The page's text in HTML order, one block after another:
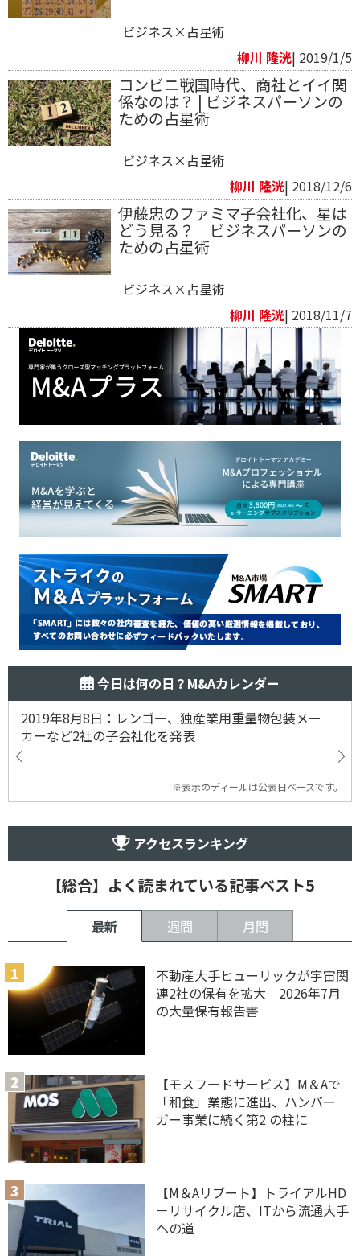
ビジネス×占星術
柳川 隆洸| 2019/1/5
コンビニ戦国時代、商社とイイ関
係なのは？ | ビジネスパーソンの
ための占星術
ビジネス×占星術
柳川 隆洸| 2018/12/6
伊藤忠のファミマ子会社化、星は
どう見る？｜ビジネスパーソンの
ための占星術
ビジネス×占星術
柳川 隆洸| 2018/11/7
今日は何の日？M&Aカレンダー
2019年8月8日：レンゴー、独産業用重量物包装メー
カーなど2社の子会社化を発表
※表示のディールは公表日ベースです。
アクセスランキング
【総合】よく読まれている記事ベスト5
最新 週間 月間
不動産大手ヒューリックが宇宙関
連2社の保有を拡大 2026年7月
の大量保有報告書
【モスフードサービス】M＆Aで
「和食」業態に進出、ハンバー
ガー事業に続く第2 の柱に
【M＆Aリブート】トライアルHD
－リサイクル店、ITから流通大手
への道